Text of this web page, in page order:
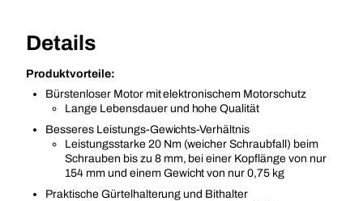
Details
Produktvorteile:
Bürstenloser Motor mit elektronischem Motorschutz
Lange Lebensdauer und hohe Qualität
Besseres Leistungs-Gewichts-Verhältnis
Leistungsstarke 20 Nm (weicher Schraubfall) beim
Schrauben bis zu 8 mm, bei einer Kopflänge von nur
154 mm und einem Gewicht von nur 0,75 kg
Praktische Gürtelhalterung und Bithalter